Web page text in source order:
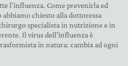
l’influenza. Come prevenirla ed
chiesto alla dottoressa
specialista in nutrizione e in
Il virus dell’influenza è
in natura: cambia ad ogni